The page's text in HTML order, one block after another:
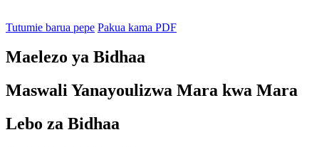
Tutumie barua pepe Pakua kama PDF
Maelezo ya Bidhaa
Maswali Yanayoulizwa Mara kwa Mara
Lebo za Bidhaa